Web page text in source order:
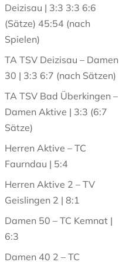
Deizisau | 3:3 3:3 6:6
(Sätze) 45:54 (nach
Spielen)
TA TSV Deizisau – Damen
30 | 3:3 6:7 (nach Sätzen)
TA TSV Bad Überkingen –
Damen Aktive | 3:3 (6:7
Sätze)
Herren Aktive – TC
Faurndau | 5:4
Herren Aktive 2 – TV
Geislingen 2 | 8:1
Damen 50 – TC Kemnat |
6:3
Damen 40 2 – TC